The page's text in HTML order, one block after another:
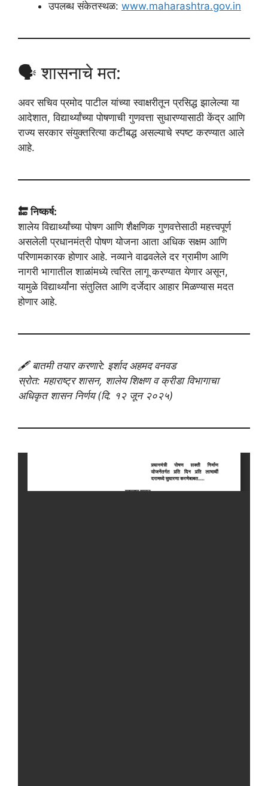
उपलब्ध संकेतस्थळ: www.maharashtra.gov.in
🗣️ शासनाचे मत:
अवर सचिव प्रमोद पाटील यांच्या स्वाक्षरीतून प्रसिद्ध झालेल्या या
आदेशात, विद्यार्थ्यांच्या पोषणाची गुणवत्ता सुधारण्यासाठी केंद्र आणि
राज्य सरकार संयुक्तरित्या कटीबद्ध असल्याचे स्पष्ट करण्यात आले
आहे.
🔚 निष्कर्ष:
शालेय विद्यार्थ्यांच्या पोषण आणि शैक्षणिक गुणवत्तेसाठी महत्त्वपूर्ण
असलेली प्रधानमंत्री पोषण योजना आता अधिक सक्षम आणि
परिणामकारक होणार आहे. नव्याने वाढवलेले दर ग्रामीण आणि
नागरी भागातील शाळांमध्ये त्वरित लागू करण्यात येणार असून,
यामुळे विद्यार्थ्यांना संतुलित आणि दर्जेदार आहार मिळण्यास मदत
होणार आहे.
🖋️ बातमी तयार करणारे: इर्शाद अहमद वनवड
स्रोत: महाराष्ट्र शासन, शालेय शिक्षण व क्रीडा विभागाचा
अधिकृत शासन निर्णय (दि. १२ जून २०२५)